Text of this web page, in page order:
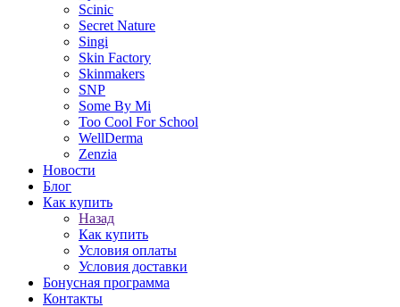
Scinic
Secret Nature
Singi
Skin Factory
Skinmakers
SNP
Some By Mi
Too Cool For School
WellDerma
Zenzia
Новости
Блог
Как купить
Назад
Как купить
Условия оплаты
Условия доставки
Бонусная программа
Контакты